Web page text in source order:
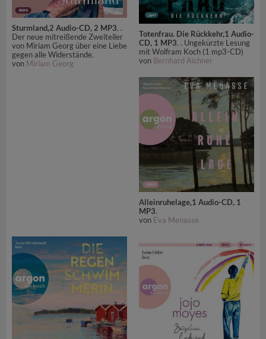
Sturmland,2 Audio-CD, 2 MP3. .
Der neue mitreißende Zweiteiler
von Miriam Georg über eine Liebe
gegen alle Widerstände.
von Miriam Georg
Totenfrau. Die Rückkehr,1 Audio-
CD, 1 MP3. . Ungekürzte Lesung
mit Wolfram Koch (1 mp3-CD)
von Bernhard Aichner
Alleinruhelage,1 Audio-CD, 1
MP3.
von Eva Menasse